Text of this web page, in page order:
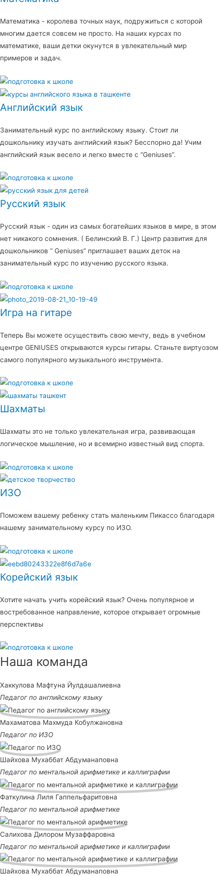
Математика - королева точных наук, подружиться с которой
многим дается совсем не просто. На наших курсах по
математике, ваши детки окунутся в увлекательный мир
примеров и задач.
Английский язык
Занимательный курс по английскому языку. Стоит ли
дошкольнику изучать английский язык? Бесспорно да! Учим
английский язык весело и легко вместе с “Geniuses”.
Русский язык
Русский язык - один из самых богатейших языков в мире, в этом
нет никакого сомнения. ( Белинский В. Г.) Центр развития для
дошкольников “ Geniuses” приглашает ваших деток на
занимательный курс по изучению русского языка.
Игра на гитаре
Теперь Вы можете осуществить свою мечту, ведь в учебном
центре GENIUSES открываются курсы гитары. Станьте виртуозом
самого популярного музыкального инструмента.
Шахматы
Шахматы это не только увлекательная игра, развивающая
логическое мышление, но и всемирно известный вид спорта.
ИЗО
Поможем вашему ребенку стать маленьким Пикассо благодаря
нашему занимательному курсу по ИЗО.
Корейский язык
Хотите начать учить корейский язык? Очень популярное и
востребованное направление, которое открывает огромные
перспективы
Наша команда
Хаккулова Мафтуна Йулдашалиевна
Педагог по английскому языку
Махаматова Махмуда Кобулжановна
Педагог по ИЗО
Шайхова Мухаббат Абдуманаповна
Педагог по ментальной арифметике и каллиграфии
Фаткулина Лиля Гаппельфаритовна
Педагог по ментальной арифметике
Салихова Дилором Музаффаровна
Педагог по ментальной арифметике и каллиграфии
Шайхова Мухаббат Абдуманаповна